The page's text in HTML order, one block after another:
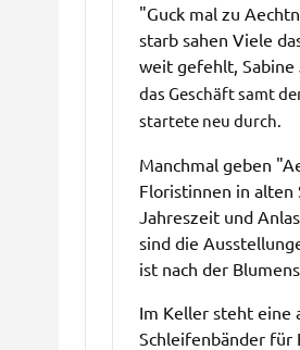
"Guck mal zu
starb sahen Viele
weit gefehlt, Sabine
das Geschäft samt
startete neu durch.
Manchmal geben
Floristinnen in alten
Jahreszeit und
sind die
ist nach der
Im Keller steht eine
Schleifenbänder für